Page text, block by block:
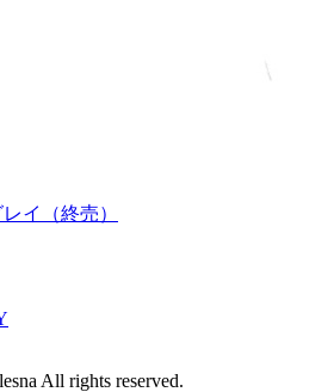
イ（終売）
All rights reserved.